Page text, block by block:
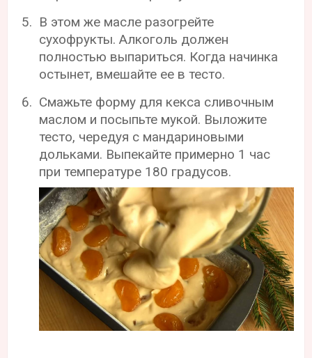
В этом же масле разогрейте
сухофрукты. Алкоголь должен
полностью выпариться. Когда начинка
остынет, вмешайте ее в тесто.
Смажьте форму для кекса сливочным
маслом и посыпьте мукой. Выложите
тесто, чередуя с мандариновыми
дольками. Выпекайте примерно 1 час
при температуре 180 градусов.